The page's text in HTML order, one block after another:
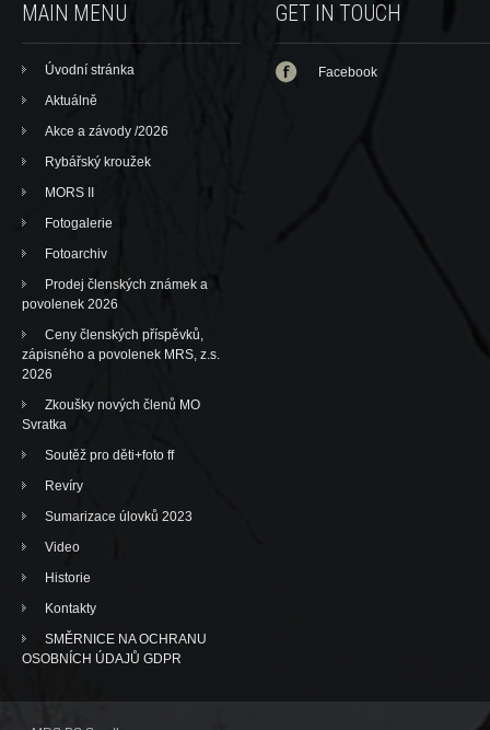
MAIN MENU
Úvodní stránka
Aktuálně
Akce a závody /2026
Rybářský kroužek
MORS II
Fotogalerie
Fotoarchiv
Prodej členských známek a
povolenek 2026
Ceny členských příspěvků,
zápisného a povolenek MRS, z.s.
2026
Zkoušky nových členů MO
Svratka
Soutěž pro děti+foto ff
Revíry
Sumarizace úlovků 2023
Video
Historie
Kontakty
SMĚRNICE NA OCHRANU
OSOBNÍCH ÚDAJŮ GDPR
GET IN TOUCH
Facebook